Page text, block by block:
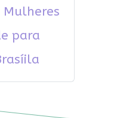
para